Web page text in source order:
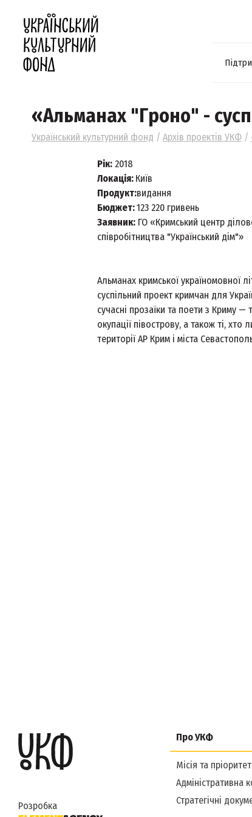
«Альманах "Гроно" -
Український культурний фонд / Архів проектів УКФ /
Рік: 2018
Локація: Київ
Продукт:видання
Бюджет:123 220 гривень
Заявник: ГО «Кримський центр
співробітництва "Український дім"»
Альманах кримської україномовної
суспільний проект кримчан для
сучасні прозаїки та поети з Криму —
окупації півострову, а також ті,
території АР Крим і міста
Розробка
Про УКФ
Місія та
Адміністративна
Стратегічні